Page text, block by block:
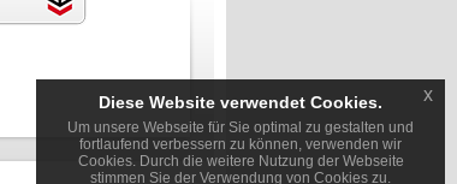
Diese Website verwendet Cookies.
Um unsere Webseite für Sie optimal zu gestalten und
fortlaufend verbessern zu können, verwenden wir
Cookies. Durch die weitere Nutzung der Webseite
stimmen Sie der Verwendung von Cookies zu.
x